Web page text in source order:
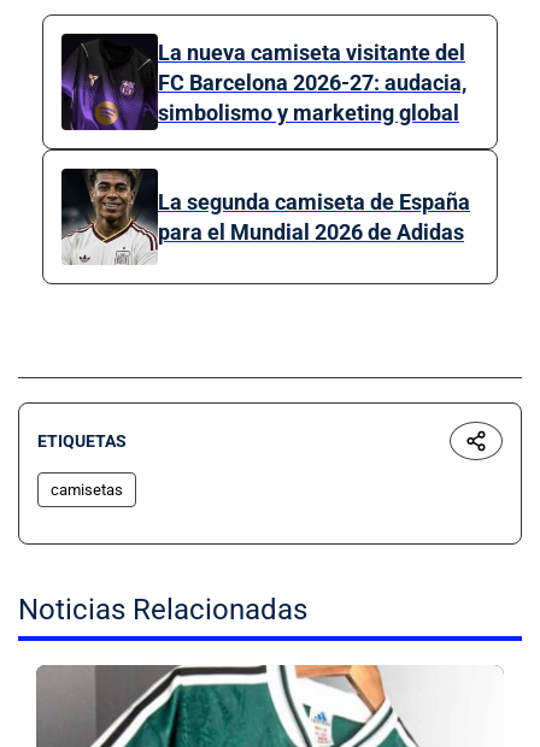
La nueva camiseta visitante del
FC Barcelona 2026-27: audacia,
simbolismo y marketing global
La segunda camiseta de España
para el Mundial 2026 de Adidas
ETIQUETAS
camisetas
Noticias Relacionadas